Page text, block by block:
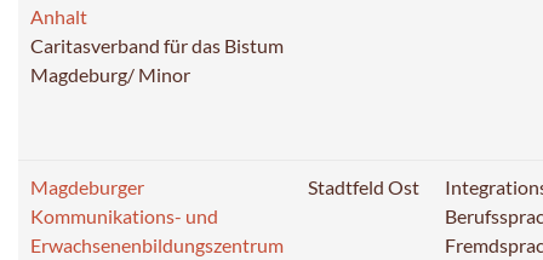
Anhalt
Caritasverband für das Bistum
Magdeburg/ Minor
Magdeburger
Kommunikations- und
Erwachsenenbildungszentrum
Stadtfeld Ost